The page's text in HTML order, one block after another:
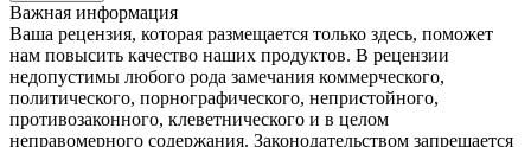
Важная информация
Ваша рецензия, которая размещается только здесь, поможет
нам повысить качество наших продуктов. В рецензии
недопустимы любого рода замечания коммерческого,
политического, порнографического, непристойного,
противозаконного, клеветнического и в целом
неправомерного содержания. Законодательством запрещается